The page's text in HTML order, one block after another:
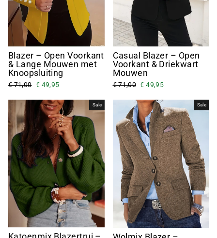
Blazer – Open Voorkant
& Lange Mouwen met
Knoopsluiting
€ 71,00 € 49,95
Casual Blazer – Open
Voorkant & Driekwart
Mouwen
€ 71,00 € 49,95
Sale Sale